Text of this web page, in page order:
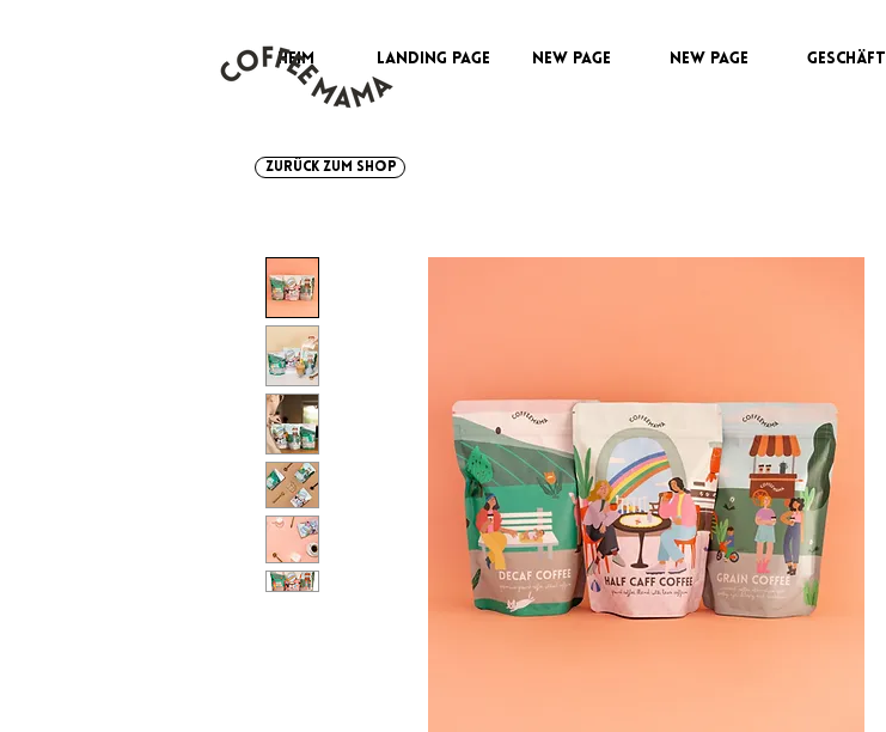
HEIM Landing Page New Page New Page GESCHÄFT
ZURÜCK ZUM SHOP